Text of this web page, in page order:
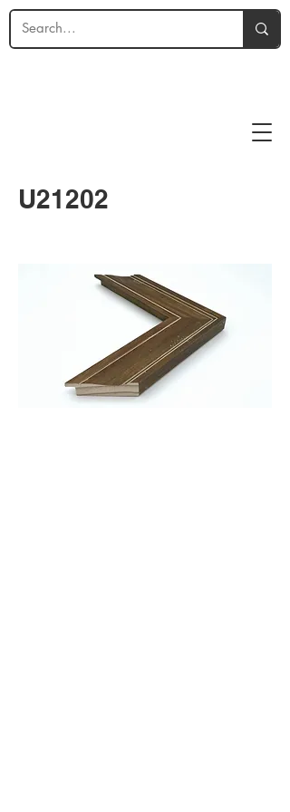
U21202